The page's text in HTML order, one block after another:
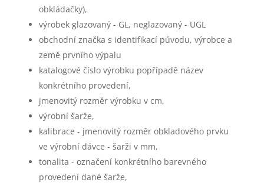
obkládačky),
výrobek glazovaný - GL, neglazovaný - UGL
obchodní značka s identifikací původu, výrobce a
země prvního výpalu
katalogové číslo výrobku popřípadě název
konkrétního provedení,
jmenovitý rozměr výrobku v cm,
výrobní šarže,
kalibrace - jmenovitý rozměr obkladového prvku
ve výrobní dávce - šarži v mm,
tonalita - označení konkrétního barevného
provedení dané šarže,